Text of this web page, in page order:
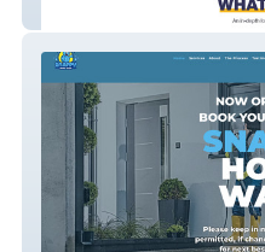
Cain &amp;amp; Mann